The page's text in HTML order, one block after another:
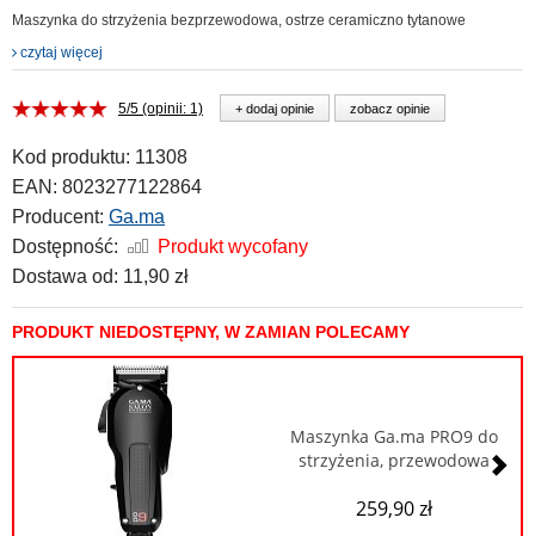
Maszynka do strzyżenia bezprzewodowa, ostrze ceramiczno tytanowe
czytaj więcej
5/5 (opinii: 1) + dodaj opinie zobacz opinie
Kod produktu: 11308
EAN: 8023277122864
Producent: Ga.ma
Dostępność:
Produkt wycofany
Dostawa od: 11,90 zł
PRODUKT NIEDOSTĘPNY, W ZAMIAN POLECAMY
Maszynka Ga.ma PRO9 do
strzyżenia, przewodowa
259,90 zł